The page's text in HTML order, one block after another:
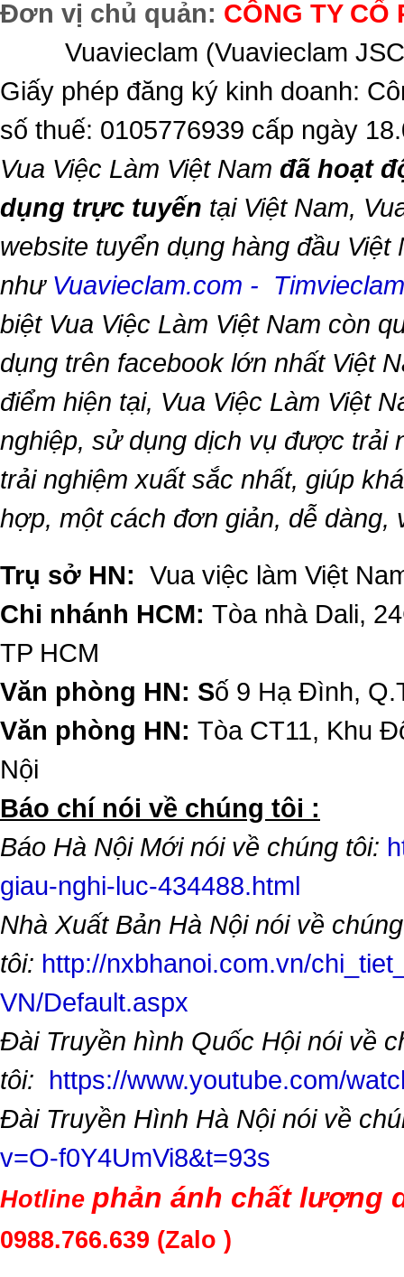
Đơn vị chủ quản: CÔNG TY CỔ
Vuavieclam (Vuavieclam
Giấy phép đăng ký kinh doanh:
số thuế: 0105776939 cấp ngày
Vua Việc Làm Việt Nam đã hoạt
dụng trực tuyến tại Việt Nam,
website tuyển dụng hàng đầu Việt
như Vuavieclam.com -
biệt Vua Việc Làm Việt Nam còn
dụng trên facebook lớn nhất Việt
điểm hiện tại, Vua Việc Làm Việt
nghiệp, sử dụng dịch vụ được trải
trải nghiệm xuất sắc nhất, giúp
hợp, một cách đơn giản, dễ dàng,
Trụ sở HN: Vua việc làm Việt
Chi nhánh HCM: Tòa nhà Dali,
TP HCM
Văn phòng HN: Số 9 Hạ Đình,
Văn phòng HN: Tòa CT11, Khu
Nội
​Báo chí nói về chúng tôi :
Báo Hà Nội Mới nói về chúng tôi:
giau-nghi-luc-434488.html
Nhà Xuất Bản Hà Nội nói về chúng
tôi: http://nxbhanoi.com.vn/
VN/Default.aspx
Đài Truyền hình Quốc Hội nói về
tôi: https://www.youtube.com/
Đài Truyền Hình Hà Nội nói về
v=O-f0Y4UmVi8&t=93s
Hotline phản ánh chất lượng
0988.766.639 (Zalo )